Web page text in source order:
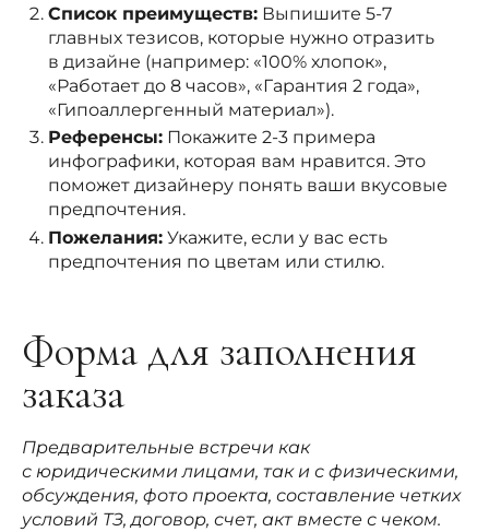
Список преимуществ: Выпишите 5-7
главных тезисов, которые нужно отразить
в дизайне (например: «100% хлопок»,
«Работает до 8 часов», «Гарантия 2 года»,
«Гипоаллергенный материал»).
Референсы: Покажите 2-3 примера
инфографики, которая вам нравится. Это
поможет дизайнеру понять ваши вкусовые
предпочтения.
Пожелания: Укажите, если у вас есть
предпочтения по цветам или стилю.
Форма для заполнения
заказа
Предварительные встречи как
с юридическими лицами, так и с физическими,
обсуждения, фото проекта, составление четких
условий ТЗ, договор, счет, акт вместе с чеком.